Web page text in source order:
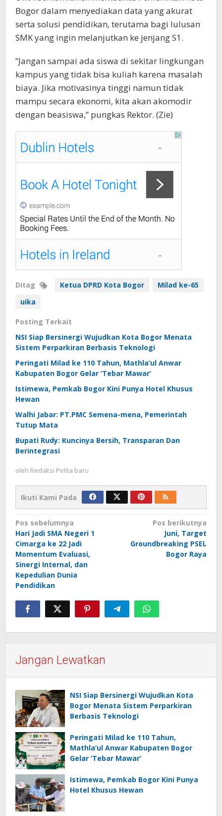
Bogor dalam menyediakan data yang akurat
serta solusi pendidikan, terutama bagi lulusan
SMK yang ingin melanjutkan ke jenjang S1.
​”Jangan sampai ada siswa di sekitar lingkungan
kampus yang tidak bisa kuliah karena masalah
biaya. Jika motivasinya tinggi namun tidak
mampu secara ekonomi, kita akan akomodir
dengan beasiswa,” pungkas Rektor. (Zie)
Ditag Ketua DPRD Kota Bogor
Milad ke-65
uika
Posting Terkait
NSI Siap Bersinergi Wujudkan Kota Bogor Menata
Sistem Perparkiran Berbasis Teknologi
Peringati Milad ke 110 Tahun, Mathla’ul Anwar
Kabupaten Bogor Gelar ‘Tebar Mawar’
Istimewa, Pemkab Bogor Kini Punya Hotel Khusus
Hewan
Walhi Jabar: PT.PMC Semena-mena, Pemerintah
Tutup Mata
Bupati Rudy: Kuncinya Bersih, Transparan Dan
Berintegrasi
oleh Redaksi Pelita baru
Ikuti Kami Pada
Navigasi
pos
Pos sebelumnya
Hari Jadi SMA Negeri 1
Cimarga ke 22 Jadi
Momentum Evaluasi,
Sinergi Internal, dan
Kepedulian Dunia
Pendidikan
Pos berikutnya
Juni, Target
Groundbreaking PSEL
Bogor Raya
Jangan Lewatkan
NSI Siap Bersinergi Wujudkan Kota
Bogor Menata Sistem Perparkiran
Berbasis Teknologi
Peringati Milad ke 110 Tahun,
Mathla’ul Anwar Kabupaten Bogor
Gelar ‘Tebar Mawar’
Istimewa, Pemkab Bogor Kini Punya
Hotel Khusus Hewan